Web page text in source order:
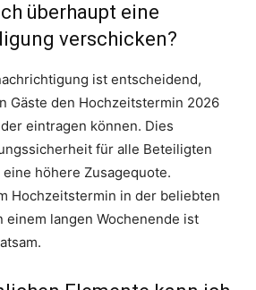
überhaupt eine
verschicken?
ist entscheidend,
Gäste den Hochzeitstermin 2026
eintragen können. Dies
für alle Beteiligten
höhere Zusagequote.
Hochzeitstermin in der beliebten
einem langen Wochenende ist